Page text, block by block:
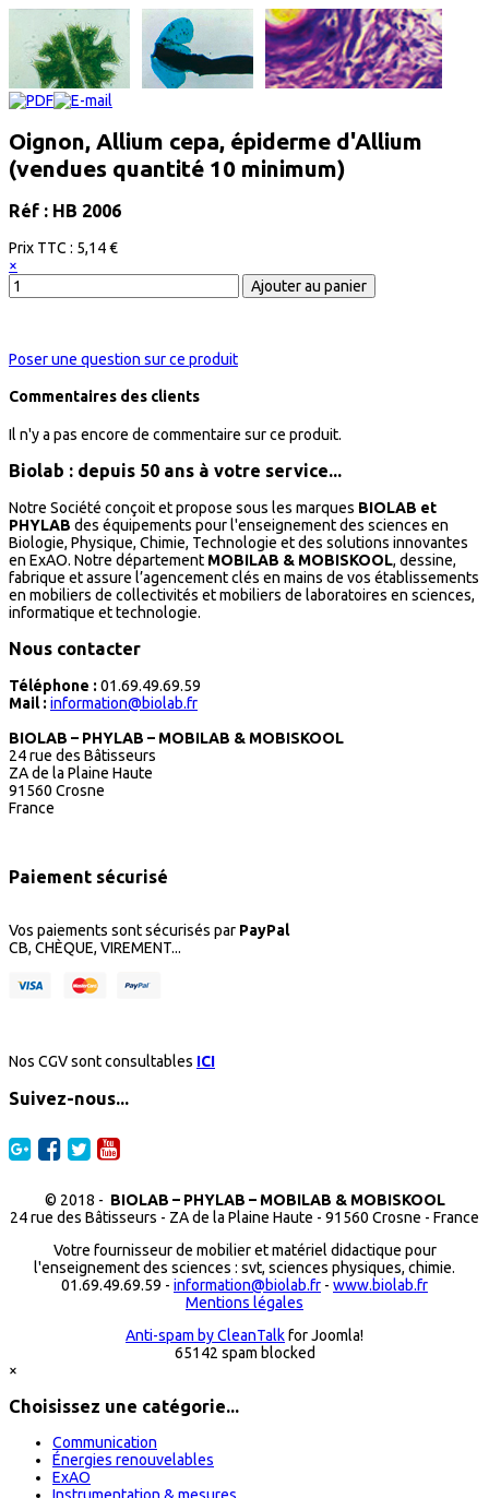
Oignon, Allium cepa, épiderme d'Allium
(vendues quantité 10 minimum)
Réf : HB 2006
Prix ​​TTC : 5,14 €
×
Poser une question sur ce produit
Commentaires des clients
Il n'y a pas encore de commentaire sur ce produit.
Biolab : depuis 50 ans à votre service...
Notre Société conçoit et propose sous les marques BIOLAB et
PHYLAB des équipements pour l'enseignement des sciences en
Biologie, Physique, Chimie, Technologie et des solutions innovantes
en ExAO. Notre département MOBILAB & MOBISKOOL, dessine,
fabrique et assure l’agencement clés en mains de vos établissements
en mobiliers de collectivités et mobiliers de laboratoires en sciences,
informatique et technologie.
Nous contacter
Téléphone : 01.69.49.69.59
Mail : information@biolab.fr
BIOLAB – PHYLAB – MOBILAB & MOBISKOOL
24 rue des Bâtisseurs
ZA de la Plaine Haute
91560 Crosne
France
Paiement sécurisé
Vos paiements sont sécurisés par PayPal
CB, CHÈQUE, VIREMENT...
Nos CGV sont consultables ICI
Suivez-nous...
© 2018 - BIOLAB – PHYLAB – MOBILAB & MOBISKOOL
24 rue des Bâtisseurs - ZA de la Plaine Haute - 91560 Crosne - France
Votre fournisseur de mobilier et matériel didactique pour
l'enseignement des sciences : svt, sciences physiques, chimie.
01.69.49.69.59 - information@biolab.fr - www.biolab.fr
Mentions légales
Anti-spam by CleanTalkfor Joomla!
65142 spam blocked
×
Choisissez une catégorie...
Communication
Énergies renouvelables
ExAO